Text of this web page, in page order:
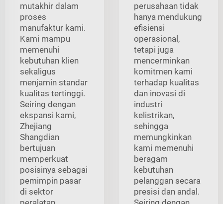
mutakhir dalam
proses
manufaktur kami.
Kami mampu
memenuhi
kebutuhan klien
sekaligus
menjamin standar
kualitas tertinggi.
Seiring dengan
ekspansi kami,
Zhejiang
Shangdian
bertujuan
memperkuat
posisinya sebagai
pemimpin pasar
di sektor
perusahaan tidak
hanya mendukung
efisiensi
operasional,
tetapi juga
mencerminkan
komitmen kami
terhadap kualitas
dan inovasi di
industri
kelistrikan,
sehingga
memungkinkan
kami memenuhi
beragam
kebutuhan
pelanggan secara
presisi dan andal.